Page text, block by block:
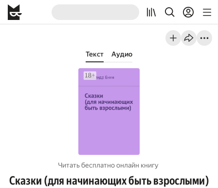
Текст Аудио
Читать бесплатно онлайн книгу
Сказки (для начинающих быть взрослыми)